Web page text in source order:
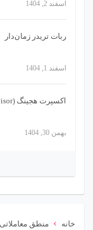
اسفند 2, 1404
ربات تریدر زمان‌دار
اسفند 1, 1404
اکسپرت هجینگ (Hedging Expert Advisor)
بهمن 30, 1404
خانه › منطق